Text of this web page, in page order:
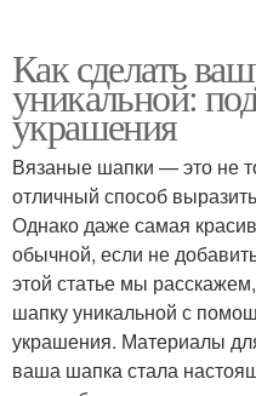
Как сделать
уникальной:
украшения
Вязаные шапки — это не
отличный способ
Однако даже самая
обычной, если не
этой статье мы
шапку уникальной с
украшения. Материалы
ваша шапка стала